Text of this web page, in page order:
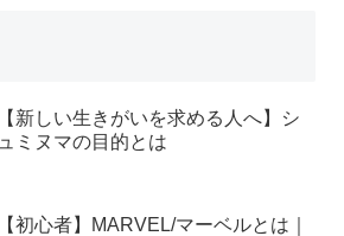
【新しい生きがいを求める人へ】シ
ュミヌマの目的とは
【初心者】MARVEL/マーベルとは｜